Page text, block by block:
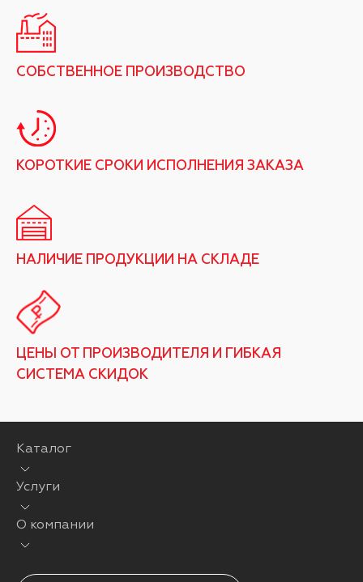
СОБСТВЕННОЕ ПРОИЗВОДСТВО
КОРОТКИЕ СРОКИ ИСПОЛНЕНИЯ ЗАКАЗА
НАЛИЧИЕ ПРОДУКЦИИ НА СКЛАДЕ
ЦЕНЫ ОТ ПРОИЗВОДИТЕЛЯ И ГИБКАЯ
СИСТЕМА СКИДОК
Каталог
Услуги
О компании